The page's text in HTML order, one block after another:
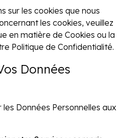
sur les cookies que nous
les cookies, veuillez
en matière de Cookies ou la
Politique de Confidentialité.
Données
Données Personnelles aux